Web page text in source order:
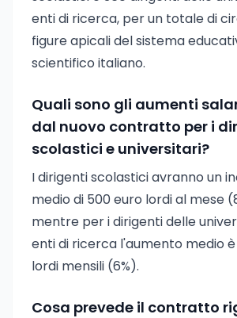
enti di ricerca, per un totale di
figure apicali del sistema
scientifico italiano.
Quali sono gli aumenti
dal nuovo contratto per i
scolastici e universitari?
I dirigenti scolastici avranno un
medio di 500 euro lordi al mese
mentre per i dirigenti delle
enti di ricerca l'aumento medio è
lordi mensili (6%).
Cosa prevede il contratto